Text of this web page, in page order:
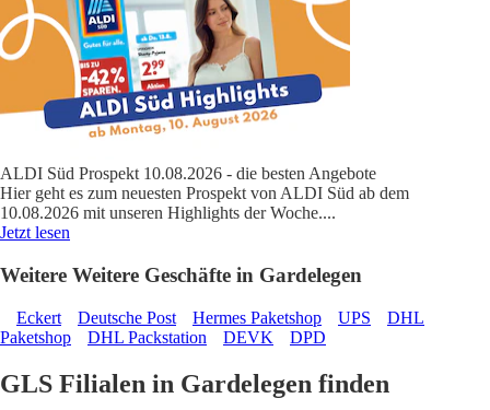
ALDI Süd Prospekt 10.08.2026 - die besten Angebote
Hier geht es zum neuesten Prospekt von ALDI Süd ab dem
10.08.2026 mit unseren Highlights der Woche....
Jetzt lesen
Weitere Weitere Geschäfte in Gardelegen
Eckert Deutsche Post Hermes Paketshop UPS
DHL
Paketshop
DHL Packstation DEVK DPD
GLS Filialen in Gardelegen finden